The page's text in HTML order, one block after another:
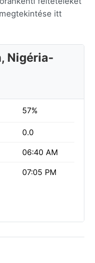
itt
Nigéria-
57%
0.0
06:40 AM
07:05 PM